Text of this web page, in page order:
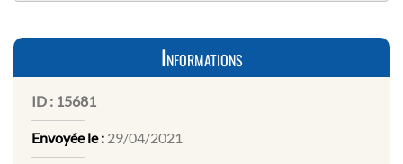
Informations
ID : 15681
Envoyée le : 29/04/2021